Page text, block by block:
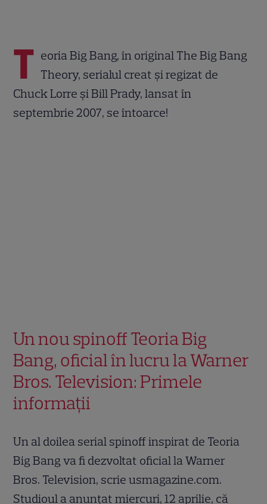
T eoria Big Bang, în original The Big Bang
Theory, serialul creat și regizat de
Chuck Lorre și Bill Prady, lansat în
septembrie 2007, se întoarce!
Un nou spinoff Teoria Big
Bang, oficial în lucru la Warner
Bros. Television: Primele
informații
Un al doilea serial spinoff inspirat de Teoria
Big Bang va fi dezvoltat oficial la Warner
Bros. Television, scrie usmagazine.com.
Studioul a anunțat miercuri, 12 aprilie, că